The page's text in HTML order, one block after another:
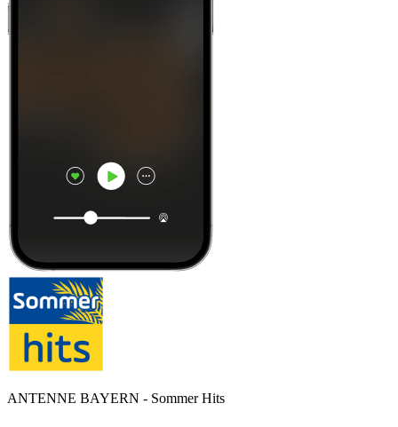
ANTENNE BAYERN - Sommer Hits